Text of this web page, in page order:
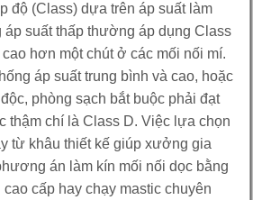
độ (Class) dựa trên áp suất làm
áp suất thấp thường áp dụng Class
hơn một chút ở các mối nối mí.
áp suất trung bình và cao, hoặc
phòng sạch bắt buộc phải đạt
thậm chí là Class D. Việc lựa chọn
từ khâu thiết kế giúp xưởng gia
án làm kín mối nối dọc bằng
cấp hay chạy mastic chuyên